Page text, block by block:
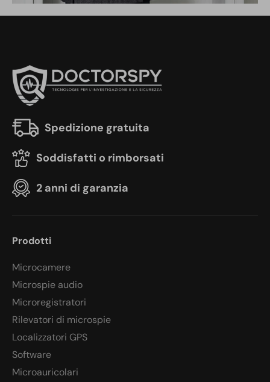
Spedizione gratuita
Soddisfatti o rimborsati
2 anni di garanzia
Prodotti
Microcamere
Microspie audio
Microregistratori
Rilevatori di microspie
Localizzatori GPS
Software
Microauricolari